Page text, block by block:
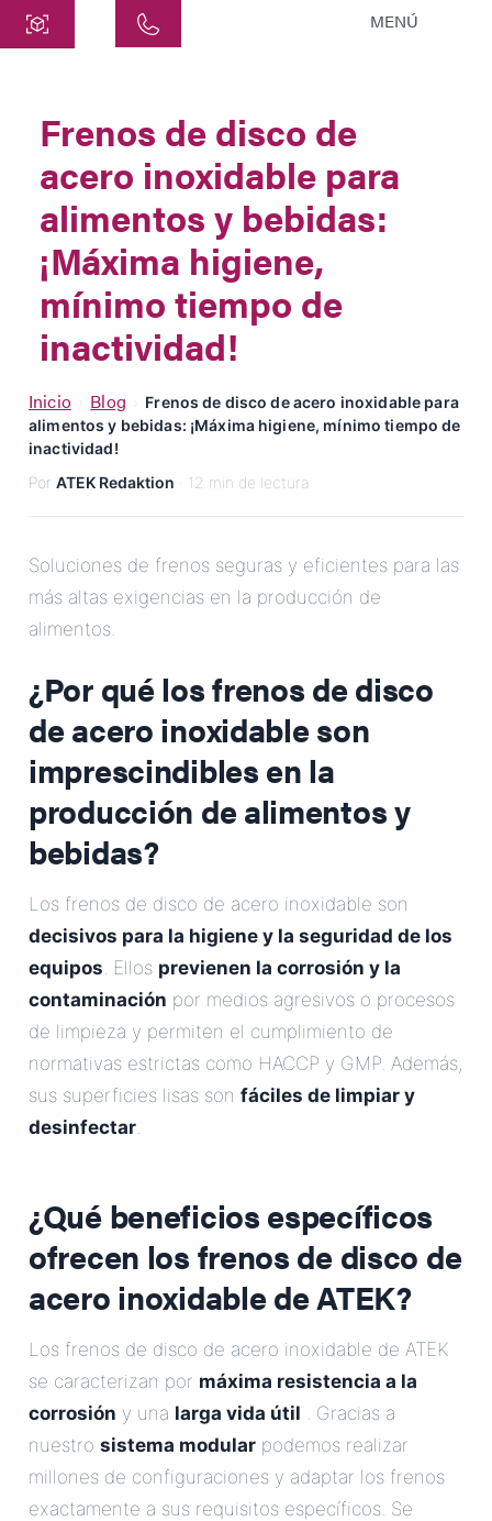
Siemensstraße 47
25462 Rellingen
info@atek.de
+49 4101 7953-0
Abrir Chat
Nombre
Nombre de la Empresa
Correo Electrónico
Dirección
Enviar Mensaje
MENÚ
Frenos de disco de
acero inoxidable para
alimentos y bebidas:
¡Máxima higiene,
mínimo tiempo de
inactividad!
Inicio Blog
Frenos de disco de acero inoxidable para
alimentos y bebidas: ¡Máxima higiene, mínimo tiempo de
inactividad!
Por ATEK Redaktion · 12 min de lectura
Soluciones de frenos seguras y eficientes para las
más altas exigencias en la producción de
alimentos.
¿Por qué los frenos de disco
de acero inoxidable son
imprescindibles en la
producción de alimentos y
bebidas?
Los frenos de disco de acero inoxidable son
decisivos para la higiene y la seguridad de los
equipos. Ellos previenen la corrosión y la
contaminación por medios agresivos o procesos
de limpieza y permiten el cumplimiento de
normativas estrictas como HACCP y GMP. Además,
sus superficies lisas son fáciles de limpiar y
desinfectar.
¿Qué beneficios específicos
ofrecen los frenos de disco de
acero inoxidable de ATEK?
Los frenos de disco de acero inoxidable de ATEK
se caracterizan por máxima resistencia a la
corrosión y una larga vida útil . Gracias a
nuestro sistema modular podemos realizar
millones de configuraciones y adaptar los frenos
exactamente a sus requisitos específicos. Se